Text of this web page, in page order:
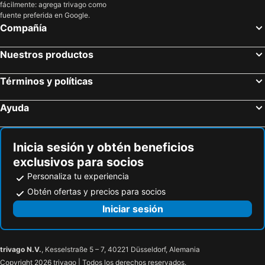
Hoteles en San Cristóbal
fácilmente: agrega trivago como
fuente preferida en Google.
Compañía
Nuestros productos
Términos y políticas
Ayuda
Inicia sesión y obtén beneficios
exclusivos para socios
Personaliza tu experiencia
Obtén ofertas y precios para socios
Iniciar sesión
trivago N.V., Kesselstraße 5 – 7, 40221 Düsseldorf, Alemania
Copyright 2026 trivago | Todos los derechos reservados.